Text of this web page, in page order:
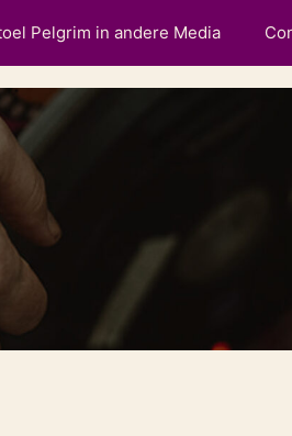
Pelgrim in andere Media